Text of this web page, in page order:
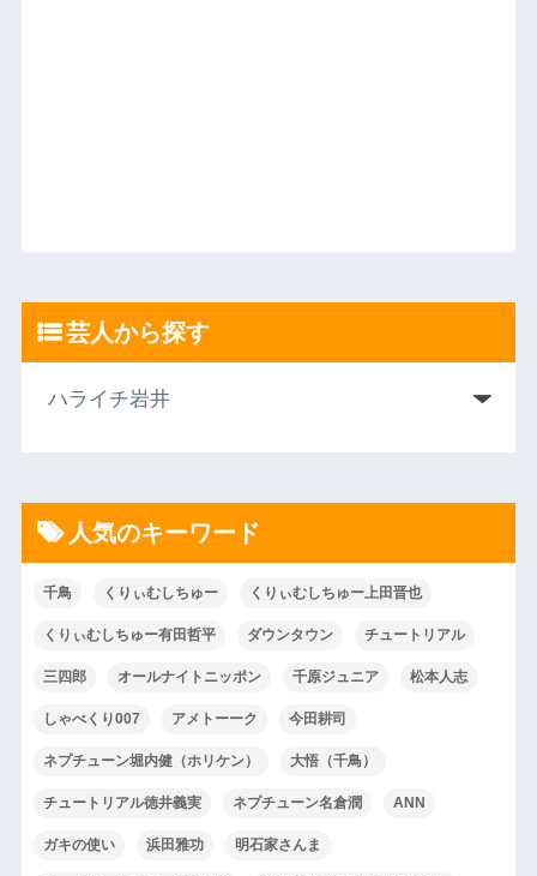
芸人から探す
人気のキーワード
千鳥 くりぃむしちゅー くりぃむしちゅー上田晋也
くりぃむしちゅー有田哲平 ダウンタウン チュートリアル
三四郎 オールナイトニッポン 千原ジュニア 松本人志
しゃべくり007 アメトーーク 今田耕司
ネプチューン堀内健（ホリケン） 大悟（千鳥）
チュートリアル徳井義実 ネプチューン名倉潤 ANN
ガキの使い 浜田雅功 明石家さんま